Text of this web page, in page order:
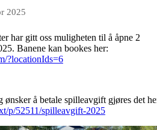
2025
har gitt oss muligheten til å åpne 2
Banene kan bookes her:
?locationIds=6
å betale spilleavgift gjøres det
p/52511/spilleavgift-2025